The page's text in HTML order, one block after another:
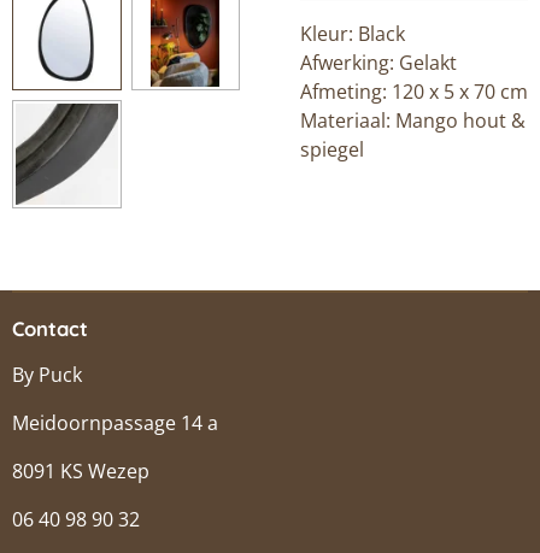
Kleur: Black
Afwerking: Gelakt
Afmeting: 120 x 5 x 70 cm
Materiaal: Mango hout &
spiegel
Contact
By Puck
Meidoornpassage 14 a
8091 KS Wezep
06 40 98 90 32